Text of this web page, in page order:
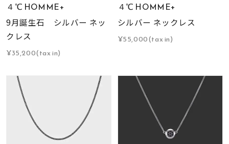
４℃ HOMME+
9月誕生石 シルバー ネッ
クレス
¥35,200(tax in)
４℃ HOMME+
シルバー ネックレス
¥55,000(tax in)